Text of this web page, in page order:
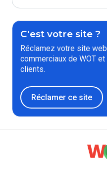
C'est votre site ?
Réclamez votre site
commerciaux de WOT
clients.
Réclamer ce site